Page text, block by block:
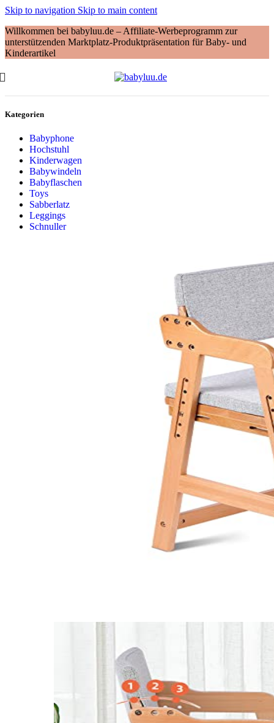
Skip to navigation Skip to main content
Willkommen bei babyluu.de – Affiliate-Werbeprogramm zur
unterstützenden Marktplatz-Produktpräsentation für Baby- und
Kinderartikel
Kategorien
Babyphone
Hochstuhl
Kinderwagen
Babywindeln
Babyflaschen
Toys
Sabberlatz
Leggings
Schnuller